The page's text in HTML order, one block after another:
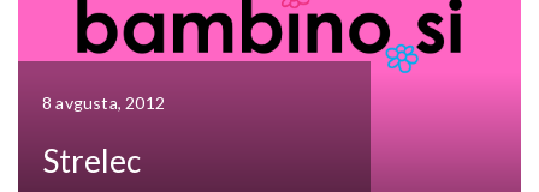
8 avgusta, 2012
Strelec